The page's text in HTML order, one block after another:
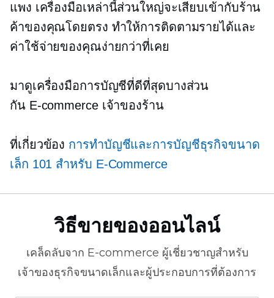
แพง เครื่องมือเหล่านี้ส่วนใหญ่จะเสียบเข้ากับร้าน
ค้าของคุณโดยตรง ทำให้การติดตามรายได้และ
ค่าใช้จ่ายของคุณง่ายกว่าที่เคย
มาดูเครื่องมือการบัญชีที่ดีที่สุดบางส่วน
กัน E-commerceเจ้าของร้าน
ที่เกี่ยวข้อง การทำบัญชีและการบัญชีธุรกิจขนาด
เล็ก 101 สำหรับ E-Commerce
วิธีขายของออนไลน์
เคล็ดลับจาก E-commerce ผู้เชี่ยวชาญสำหรับ
เจ้าของธุรกิจขนาดเล็กและผู้ประกอบการที่ต้องการ